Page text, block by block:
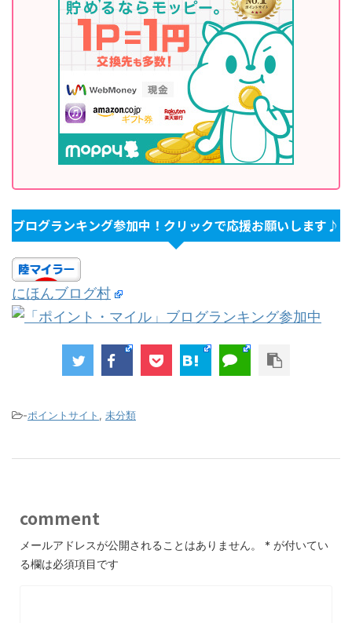
ブログランキング参加中！クリックで応援お願いします♪
にほんブログ村
-ポイントサイト , 未分類
comment
メールアドレスが公開されることはありません。 * が付いてい
る欄は必須項目です